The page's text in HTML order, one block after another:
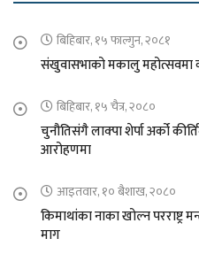
बिहिबार, १५ फाल्गुन, २०८१
संखुवासभाको मकालु महोत्सवमा
बिहिबार, १५ चैत्र, २०८०
चुनौतिसंगै लाक्पा शेर्पा अर्को
आरोहणमा
आइतवार, १० बैशाख, २०८०
किमाथांका नाका खोल्न
माग